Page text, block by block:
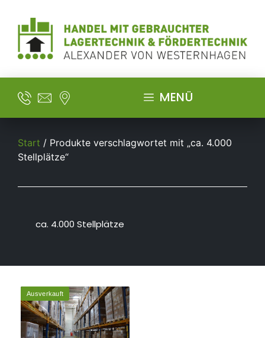
MENÜ
Start / Produkte verschlagwortet mit „ca. 4.000
Stellplätze“
ca. 4.000 Stellplätze
Ausverkauft